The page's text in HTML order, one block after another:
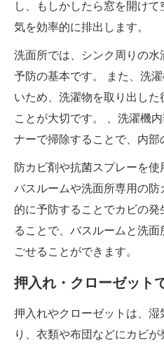
し、もしかしたら窓を開け
気を効率的に排出します。
洗面所では、シンク周りの
予防の基本です。 また、洗
いため、洗濯物を取り出し
ことが大切です。 、洗濯機
ナーで掃除することで、内部
防カビ剤や抗菌スプレーを使
バスルームや洗面所専用の
的に予防することでカビの
ることで、バスルームと洗
ごせることができます。
押入れ・クローゼット
押入れやクローゼットは、
り、衣類や布団などにカビ